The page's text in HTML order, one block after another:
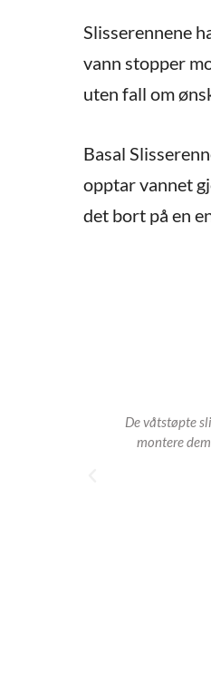
Slisserennene
vann stopper
uten fall om
Basal
opptar vannet
det bort på en
De våtstøpte
montere